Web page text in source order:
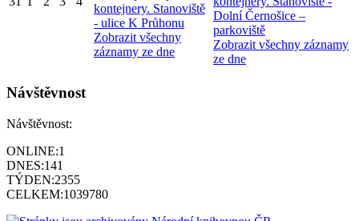
kontejnery. Stanoviště
- ulice K Průhonu
Zobrazit všechny
záznamy ze dne
Dolní Černošice –
parkoviště
Zobrazit všechny záznamy
ze dne
Návštěvnost
Návštěvnost:
ONLINE:1
DNES:141
TÝDEN:2355
CELKEM:1039780